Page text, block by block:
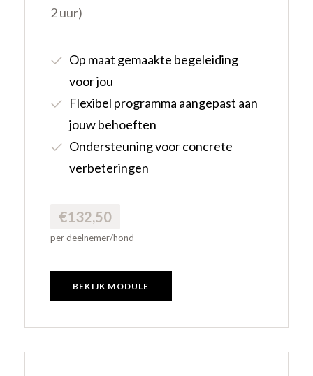
2 uur)
Op maat gemaakte begeleiding
voor jou
Flexibel programma aangepast aan
jouw behoeften
Ondersteuning voor concrete
verbeteringen
€132,50
per deelnemer/hond
BEKIJK MODULE